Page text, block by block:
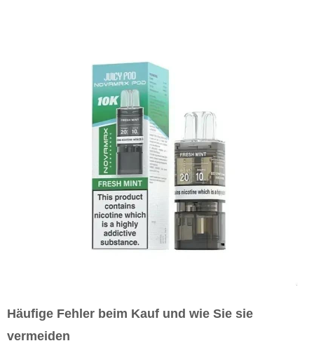
Häufige Fehler beim Kauf und wie Sie sie
vermeiden